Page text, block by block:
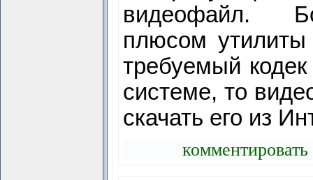
видеофайл.
плюсом утилиты
требуемый
системе, то
скачать его из